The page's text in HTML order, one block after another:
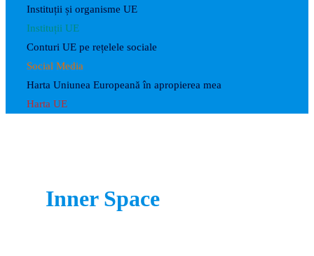
Instituții și organisme UE
Instituții UE
Conturi UE pe rețelele sociale
Social Media
Harta Uniunea Europeană în apropierea mea
Harta UE
Inner Space